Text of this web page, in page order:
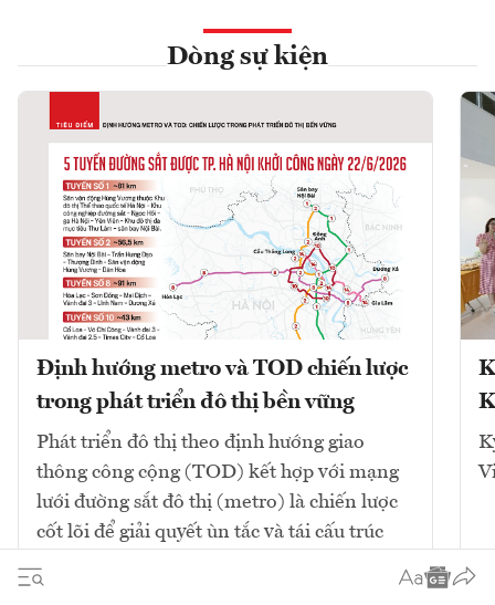
Dòng sự kiện
Định hướng metro và TOD chiến lược
trong phát triển đô thị bền vững
Phát triển đô thị theo định hướng giao
thông công cộng (TOD) kết hợp với mạng
lưới đường sắt đô thị (metro) là chiến lược
cốt lõi để giải quyết ùn tắc và tái cấu trúc